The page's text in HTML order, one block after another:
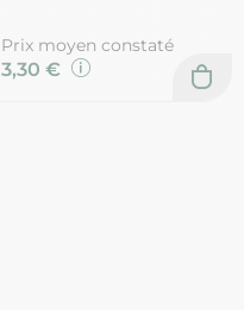
Prix moyen constaté
3,30 €